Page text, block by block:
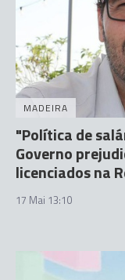
MADEIRA
"Política de
Governo
licenciados na
17 Mai 13:10